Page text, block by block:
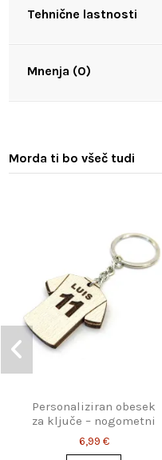
Tehnične lastnosti
Mnenja (0)
Morda ti bo všeč tudi
Personaliziran obesek
za ključe – nogometni
dres z imenom
6,99 €